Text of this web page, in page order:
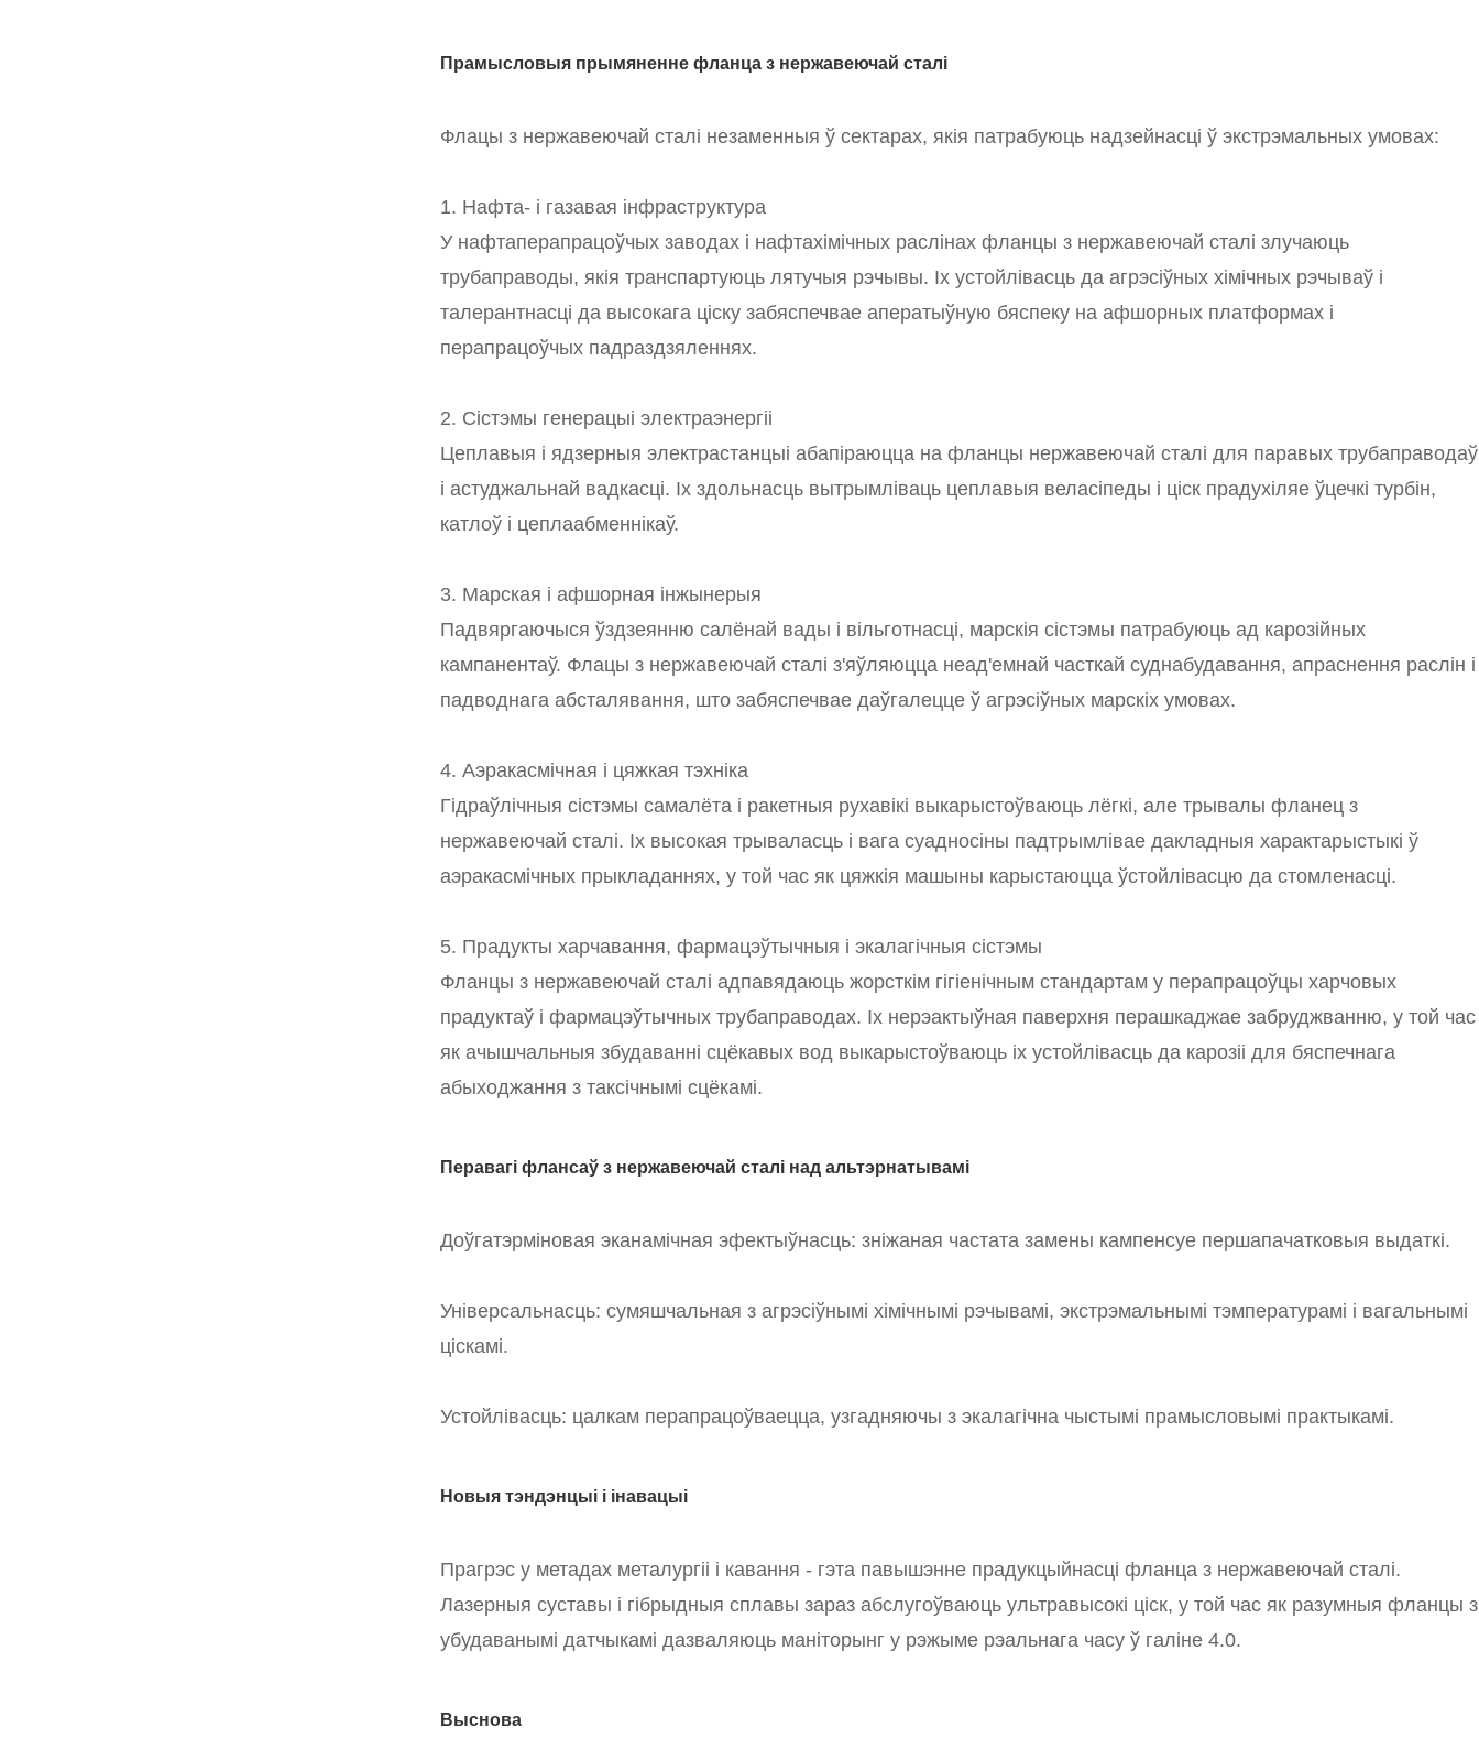
Прамысловыя прымяненне фланца з нержавеючай сталі
Флацы з нержавеючай сталі незаменныя ў сектарах, якія патрабуюць надзейнасці ў экстрэмальных умовах:
1. Нафта- і газавая інфраструктура
У нафтаперапрацоўчых заводах і нафтахімічных раслінах фланцы з нержавеючай сталі злучаюць
трубаправоды, якія транспартуюць лятучыя рэчывы. Іх устойлівасць да агрэсіўных хімічных рэчываў і
талерантнасці да высокага ціску забяспечвае аператыўную бяспеку на афшорных платформах і
перапрацоўчых падраздзяленнях.
2. Сістэмы генерацыі электраэнергіі
Цеплавыя і ядзерныя электрастанцыі абапіраюцца на фланцы нержавеючай сталі для паравых трубаправодаў
і астуджальнай вадкасці. Іх здольнасць вытрымліваць цеплавыя веласіпеды і ціск прадухіляе ўцечкі турбін,
катлоў і цеплаабменнікаў.
3. Марская і афшорная інжынерыя
Падвяргаючыся ўздзеянню салёнай вады і вільготнасці, марскія сістэмы патрабуюць ад карозійных
кампанентаў. Флацы з нержавеючай сталі з'яўляюцца неад'емнай часткай суднабудавання, апраснення раслін і
падводнага абсталявання, што забяспечвае даўгалецце ў агрэсіўных марскіх умовах.
4. Аэракасмічная і цяжкая тэхніка
Гідраўлічныя сістэмы самалёта і ракетныя рухавікі выкарыстоўваюць лёгкі, але трывалы фланец з
нержавеючай сталі. Іх высокая трываласць і вага суадносіны падтрымлівае дакладныя характарыстыкі ў
аэракасмічных прыкладаннях, у той час як цяжкія машыны карыстаюцца ўстойлівасцю да стомленасці.
5. Прадукты харчавання, фармацэўтычныя і экалагічныя сістэмы
Фланцы з нержавеючай сталі адпавядаюць жорсткім гігіенічным стандартам у перапрацоўцы харчовых
прадуктаў і фармацэўтычных трубаправодах. Іх нерэактыўная паверхня перашкаджае забруджванню, у той час
як ачышчальныя збудаванні сцёкавых вод выкарыстоўваюць іх устойлівасць да карозіі для бяспечнага
абыходжання з таксічнымі сцёкамі.
Перавагі флансаў з нержавеючай сталі над альтэрнатывамі
Доўгатэрміновая эканамічная эфектыўнасць: зніжаная частата замены кампенсуе першапачатковыя выдаткі.
Універсальнасць: сумяшчальная з агрэсіўнымі хімічнымі рэчывамі, экстрэмальнымі тэмпературамі і вагальнымі
ціскамі.
Устойлівасць: цалкам перапрацоўваецца, узгадняючы з экалагічна чыстымі прамысловымі практыкамі.
Новыя тэндэнцыі і інавацыі
Прагрэс у метадах металургіі і кавання - гэта павышэнне прадукцыйнасці фланца з нержавеючай сталі.
Лазерныя суставы і гібрыдныя сплавы зараз абслугоўваюць ультравысокі ціск, у той час як разумныя фланцы з
убудаванымі датчыкамі дазваляюць маніторынг у рэжыме рэальнага часу ў галіне 4.0.
Выснова